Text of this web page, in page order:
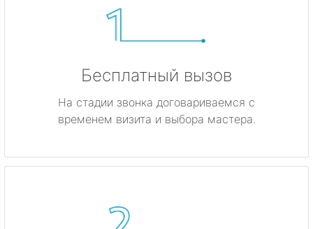
Бесплатный вызов
На стадии звонка договариваемся с
временем визита и выбора мастера.